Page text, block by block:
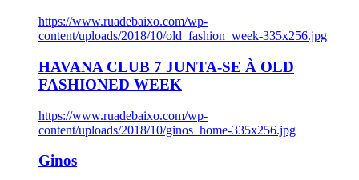
https://www.ruadebaixo.com/wp-
content/uploads/2018/10/old_fashion_week-335x256.jpg
HAVANA CLUB 7 JUNTA-SE À OLD
FASHIONED WEEK
https://www.ruadebaixo.com/wp-
content/uploads/2018/10/ginos_home-335x256.jpg
Ginos